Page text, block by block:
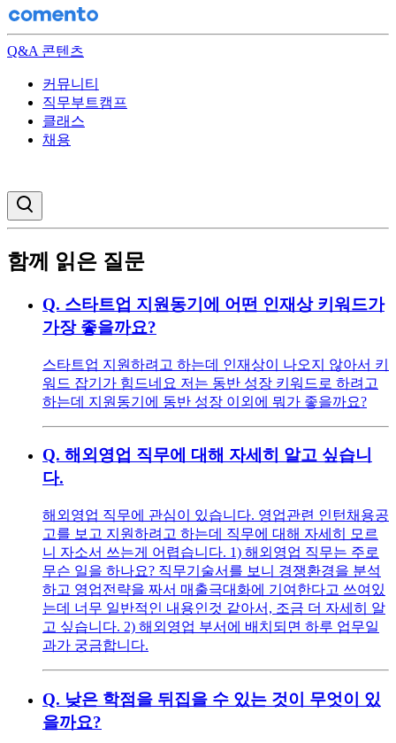
Q&A 콘텐츠
커뮤니티
직무부트캠프
클래스
채용
함께 읽은 질문
Q. 스타트업 지원동기에 어떤 인재상 키워드가
가장 좋을까요?
스타트업 지원하려고 하는데 인재상이 나오지 않아서 키
워드 잡기가 힘드네요 저는 동반 성장 키워드로 하려고
하는데 지원동기에 동반 성장 이외에 뭐가 좋을까요?
Q. 해외영업 직무에 대해 자세히 알고 싶습니
다.
해외영업 직무에 관심이 있습니다. 영업관련 인턴채용공
고를 보고 지원하려고 하는데 직무에 대해 자세히 모르
니 자소서 쓰는게 어렵습니다. 1) 해외영업 직무는 주로
무슨 일을 하나요? 직무기술서를 보니 경쟁환경을 분석
하고 영업전략을 짜서 매출극대화에 기여한다고 쓰여있
는데 너무 일반적인 내용인것 같아서, 조금 더 자세히 알
고 싶습니다. 2) 해외영업 부서에 배치되면 하루 업무일
과가 궁금합니다.
Q. 낮은 학점을 뒤집을 수 있는 것이 무엇이 있
을까요?